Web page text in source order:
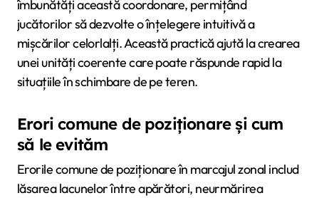
îmbunătăți această coordonare, permițând
jucătorilor să dezvolte o înțelegere intuitivă a
mișcărilor celorlalți. Această practică ajută la crearea
unei unități coerente care poate răspunde rapid la
situațiile în schimbare de pe teren.
Erori comune de poziționare și cum
să le evităm
Erorile comune de poziționare în marcajul zonal includ
lăsarea lacunelor între apărători, neurmărirea